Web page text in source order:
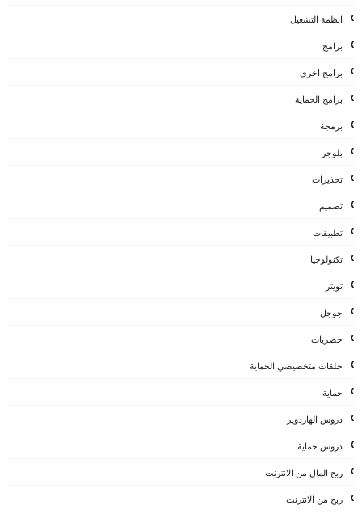
انظمة التشغيل
برامج
برامج اخرى
برامج الحماية
برمجة
بلوجر
تحذيرات
تصميم
تطبيقات
تكنولوجيا
تويتر
جوجل
حصريات
حلقات متخصيصي الحماية
حماية
دروس الهاردوير
دروس حماية
ربح المال من الانترنت
ربح من الانترنت